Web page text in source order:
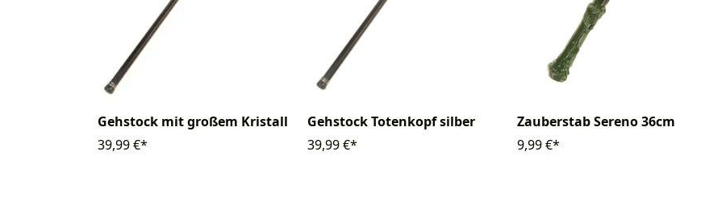
Gehstock mit großem Kristall
39,99 €*
Gehstock Totenkopf silber
39,99 €*
Zauberstab Sereno 36cm
9,99 €*